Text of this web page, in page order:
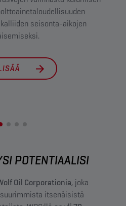
seisonta-aikojen
POTENTIAALISI
Oil Corporationia, joka
itsenäisistä